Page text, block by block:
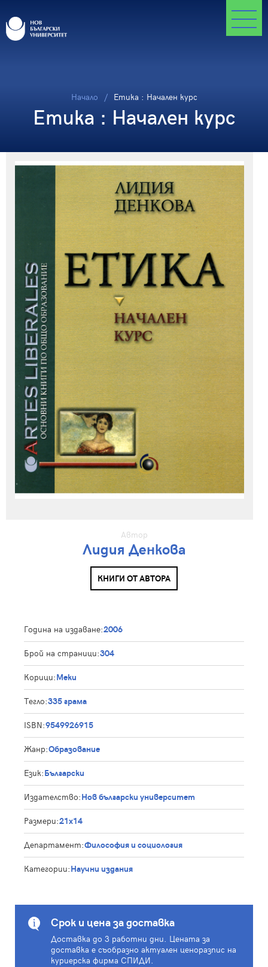
Начало Етика : Начален курс
Етика : Начален курс
Автор
Лидия Денкова
КНИГИ ОТ АВТОРА
Година на издаване:2006
Брой на страници:304
Корици:Меки
Тегло:335 грама
ISBN:9549926915
Жанр:Образование
Език:Български
Издателство:Нов български университет
Размери:21x14
Департамент:Философия и социология
Категории:Научни издания
Срок и цена за доставка
Доставка до 3 работни дни. Цената за
доставка е съобразно актуален ценоразпис на
куриерска фирма СПИДИ.